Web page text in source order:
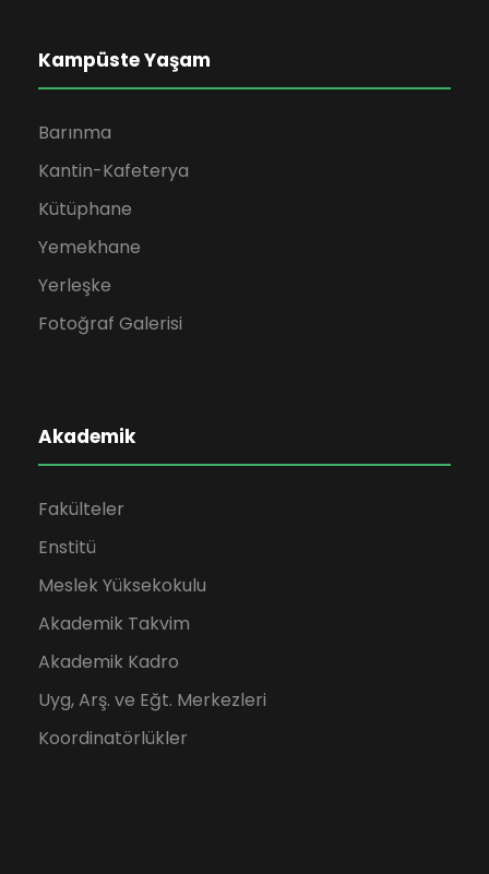
Kampüste Yaşam
Barınma
Kantin-Kafeterya
Kütüphane
Yemekhane
Yerleşke
Fotoğraf Galerisi
Akademik
Fakülteler
Enstitü
Meslek Yüksekokulu
Akademik Takvim
Akademik Kadro
Uyg, Arş. ve Eğt. Merkezleri
Koordinatörlükler